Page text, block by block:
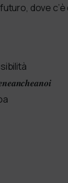
futuro, dove